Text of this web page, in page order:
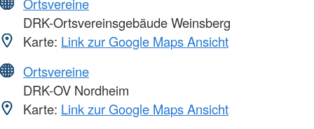
Ortsvereine
DRK-Ortsvereinsgebäude Weinsberg
Karte: Link zur Google Maps Ansicht
Ortsvereine
DRK-OV Nordheim
Karte: Link zur Google Maps Ansicht